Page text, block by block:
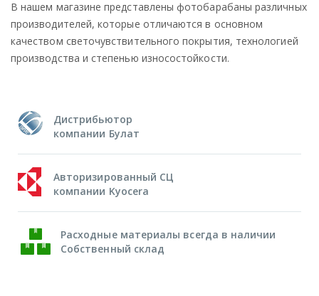
В нашем магазине представлены фотобарабаны различных
производителей, которые отличаются в основном
качеством светочувствительного покрытия, технологией
производства и степенью износостойкости.
Дистрибьютор
компании Булат
Авторизированный СЦ
компании Kyocera
Расходные материалы всегда в наличии
Собственный склад